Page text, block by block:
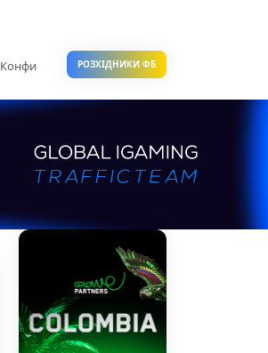
Конфи РОЗХІДНИКИ ФБ